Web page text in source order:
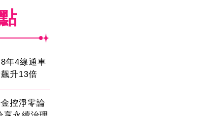
年4線通車
升13倍
控淨零論